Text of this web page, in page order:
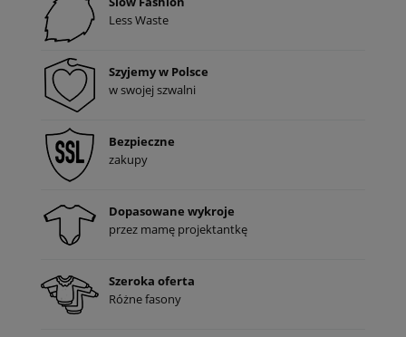
Less Waste
Szyjemy w Polsce
w swojej szwalni
Bezpieczne
zakupy
Dopasowane wykroje
przez mamę projektantkę
Szeroka oferta
Różne fasony